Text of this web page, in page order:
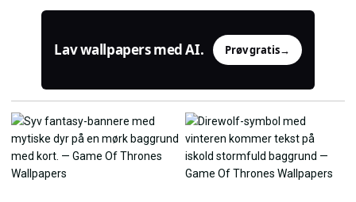
Lav wallpapers med AI. Prøv gratis→